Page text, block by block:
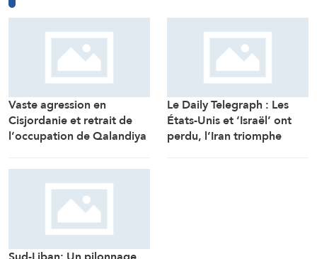
Vaste agression en
Cisjordanie et retrait de
l’occupation de Qalandiya
démolitions de maisons
Le Daily Telegraph : Les
États-Unis et ‘Israël’ ont
perdu, l’Iran triomphe